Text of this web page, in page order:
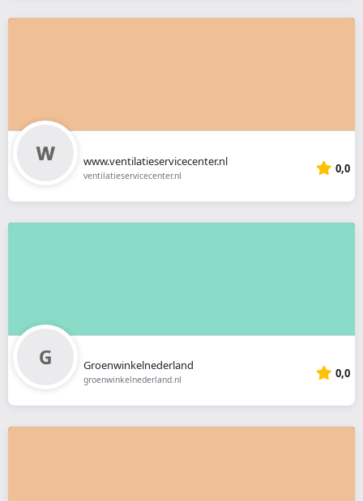
www.ventilatieservicecenter.nl
ventilatieservicecenter.nl 0,0
Groenwinkelnederland
groenwinkelnederland.nl 0,0